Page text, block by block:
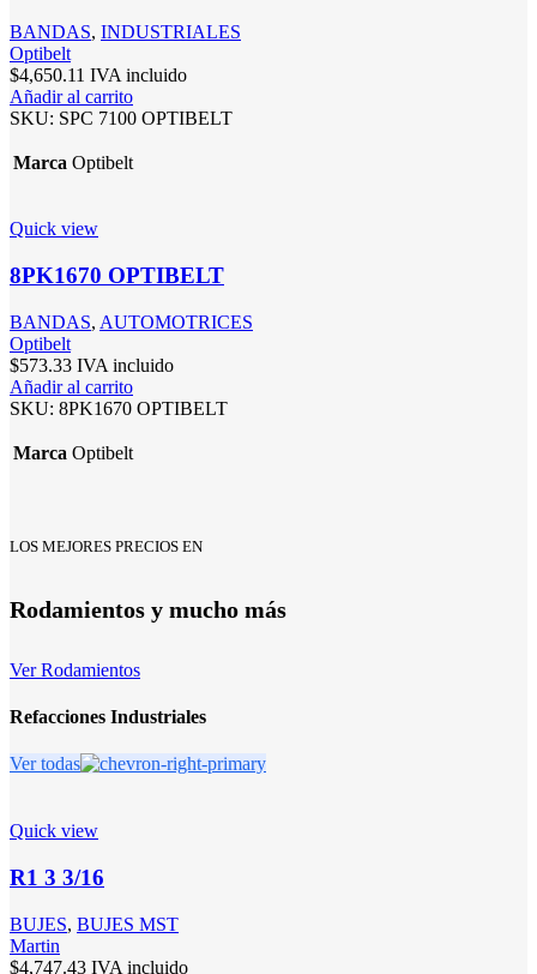
BANDAS, INDUSTRIALES
Optibelt
$4,650.11 IVA incluido
Añadir al carrito
SKU: SPC 7100 OPTIBELT
Marca Optibelt
Quick view
8PK1670 OPTIBELT
BANDAS, AUTOMOTRICES
Optibelt
$573.33 IVA incluido
Añadir al carrito
SKU: 8PK1670 OPTIBELT
Marca Optibelt
LOS MEJORES PRECIOS EN
Rodamientos y mucho más
Ver Rodamientos
Refacciones Industriales
Ver todas
Quick view
R1 3 3/16
BUJES, BUJES MST
Martin
$4,747.43 IVA incluido